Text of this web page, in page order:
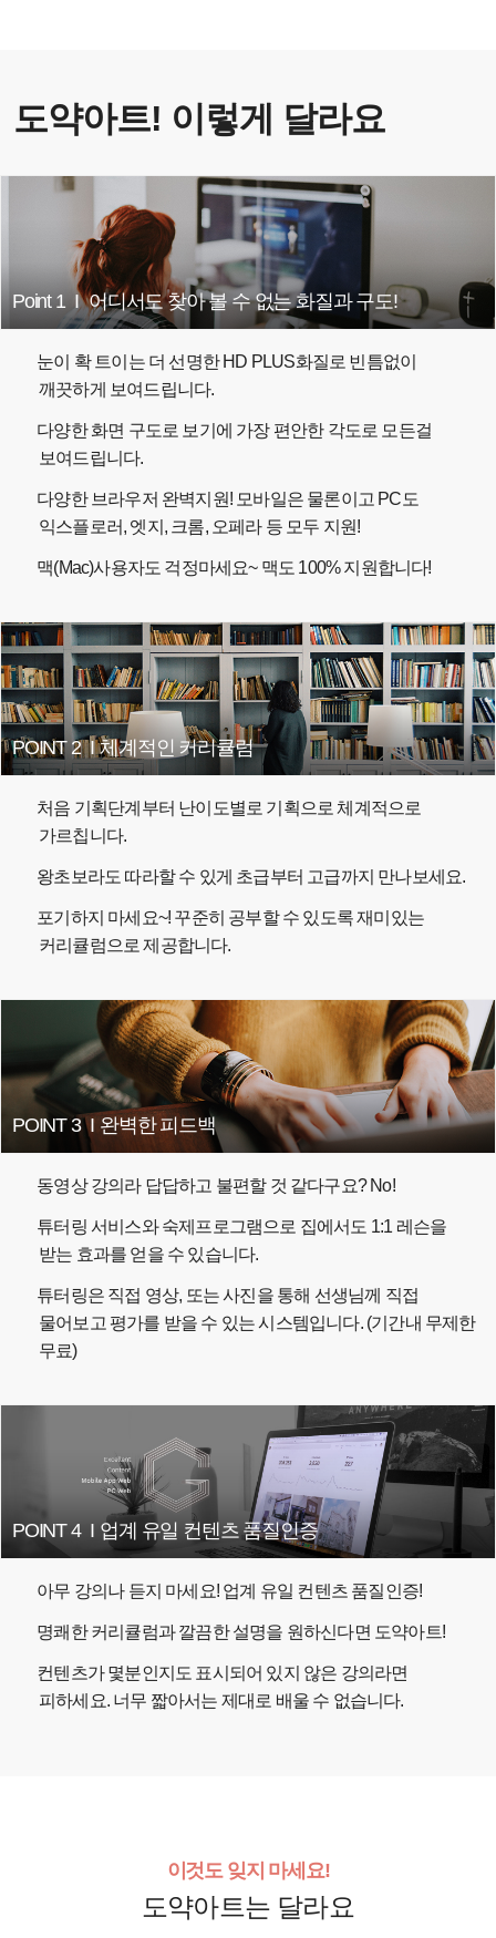
도약아트! 이렇게 달라요
Point 1 I 어디서도 찾아 볼 수 없는 화질과 구도!
눈이 확 트이는 더 선명한 HD PLUS화질로 빈틈없이
깨끗하게 보여드립니다.
다양한 화면 구도로 보기에 가장 편안한 각도로 모든걸
보여드립니다.
다양한 브라우저 완벽지원! 모바일은 물론이고 PC도
익스플로러, 엣지, 크롬, 오페라 등 모두 지원!
맥(Mac)사용자도 걱정마세요~ 맥도 100% 지원합니다!
POINT 2 I 체계적인 커리큘럼
처음 기획단계부터 난이도별로 기획으로 체계적으로
가르칩니다.
왕초보라도 따라할 수 있게 초급부터 고급까지 만나보세요.
포기하지 마세요~! 꾸준히 공부할 수 있도록 재미있는
커리큘럼으로 제공합니다.
POINT 3 I 완벽한 피드백
동영상 강의라 답답하고 불편할 것 같다구요? No!
튜터링 서비스와 숙제프로그램으로 집에서도 1:1 레슨을
받는 효과를 얻을 수 있습니다.
튜터링은 직접 영상, 또는 사진을 통해 선생님께 직접
물어보고 평가를 받을 수 있는 시스템입니다. (기간내 무제한
무료)
POINT 4 I 업계 유일 컨텐츠 품질인증
아무 강의나 듣지 마세요! 업계 유일 컨텐츠 품질인증!
명쾌한 커리큘럼과 깔끔한 설명을 원하신다면 도약아트!
컨텐츠가 몇분인지도 표시되어 있지 않은 강의라면
피하세요. 너무 짧아서는 제대로 배울 수 없습니다.
이것도 잊지 마세요!
도약아트는 달라요